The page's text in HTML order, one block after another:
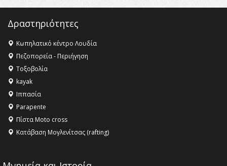
16:35 -Το πρόγραμμα του ΠΑΟΚ στον δεύτερο γύρο του
16:27 - Όλυμπος: Εντάχθηκε στον Κατάλογο Παγκόσμιας
Κληρονομιάς της UNESCO – Ομόφωνη η απόφαση Ο
Όλυμπος αναγνωρίστηκε ως φυσικό και πολιτιστικό
αγαθό εξέχουσας οικουμενικής αξίας για την
ανθρωπότητα
16:18 -
ΣΤΗΝ ΕΔΕΣΣΑ
Δραστηριότητες
Κωπηλατικό κέντρο Λουδία
Πεζοπορεία - Περιήγηση
Τοξοβολία
kayak
Ιππασία
Parapente
Πίστα Moto cross
Κατάβαση Μογλενίτσας (rafting)